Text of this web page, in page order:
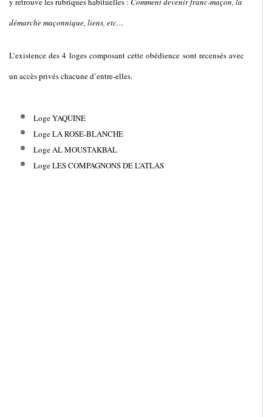
démarche maçonnique, liens, etc…
L’existence des 4 loges composant cette obédience sont recensés avec
un accès privés chacune d’entre-elles.
Loge YAQUINE
Loge LA ROSE-BLANCHE
Loge AL MOUSTAKBAL
Loge LES COMPAGNONS DE L’ATLAS